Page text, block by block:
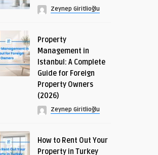
Zeynep Giritlioğlu
Property
Management in
Istanbul: A Complete
Guide for Foreign
Property Owners
(2026)
Zeynep Giritlioğlu
How to Rent Out Your
Property in Turkey